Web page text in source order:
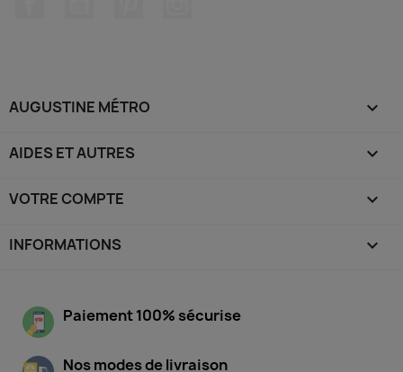
AUGUSTINE MÉTRO 
AIDES ET AUTRES 
VOTRE COMPTE 
INFORMATIONS keyboard_arrow_down
Paiement 100% sécurise
Nos modes de livraison